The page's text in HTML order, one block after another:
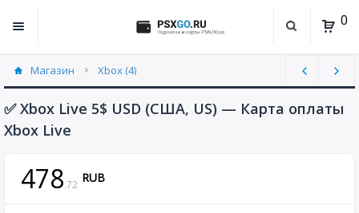
0
Магазин Xbox (4)
✅ Xbox Live 5$ USD (США, US) — Карта оплаты
Xbox Live
478.72 RUB